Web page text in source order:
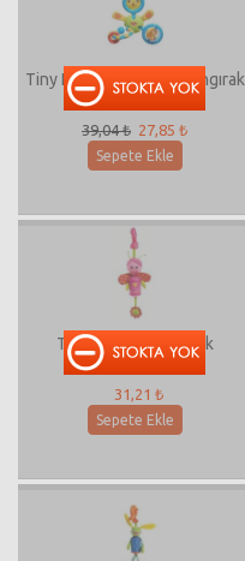
Tiny Love Bunny Trio Çıngırak
39,04 ₺ 27,85 ₺
Sepete Ekle
Tiny Love Kelebekçik
31,21 ₺
Sepete Ekle